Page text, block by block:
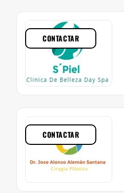
CONTACTAR
CONTACTAR